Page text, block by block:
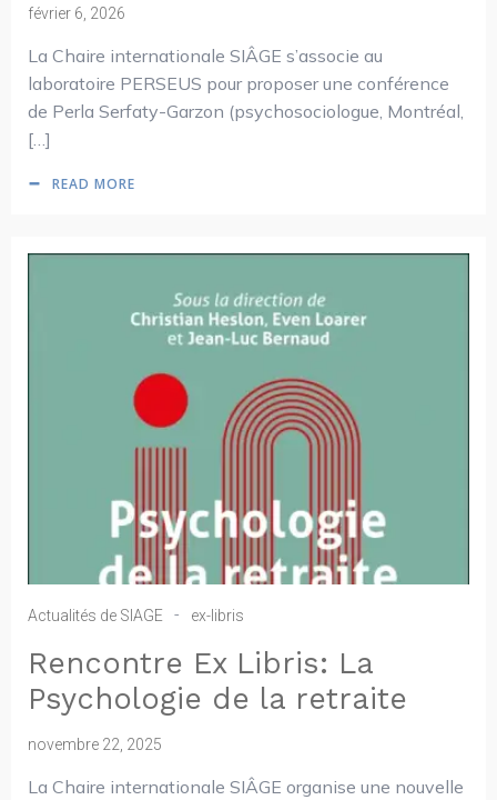
février 6, 2026
La Chaire internationale SIÂGE s’associe au
laboratoire PERSEUS pour proposer une conférence
de Perla Serfaty-Garzon (psychosociologue, Montréal,
[…]
READ MORE
Actualités de SIAGE - ex-libris
Rencontre Ex Libris: La
Psychologie de la retraite
novembre 22, 2025
La Chaire internationale SIÂGE organise une nouvelle